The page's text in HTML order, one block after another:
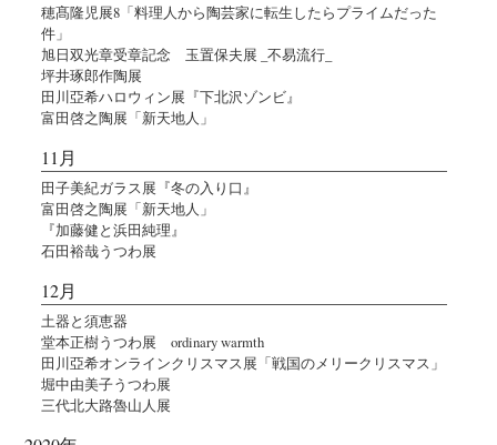
穂髙隆児展8「料理人から陶芸家に転生したらプライムだった
件」
旭日双光章受章記念 玉置保夫展 _不易流行_
坪井琢郎作陶展
田川亞希ハロウィン展『下北沢ゾンビ』
富田啓之陶展「新天地人」
11月
田子美紀ガラス展『冬の入り口』
富田啓之陶展「新天地人」
『加藤健と浜田純理』
石田裕哉うつわ展
12月
土器と須恵器
堂本正樹うつわ展 ordinary warmth
田川亞希オンラインクリスマス展「戦国のメリークリスマス」
堀中由美子うつわ展
三代北大路魯山人展